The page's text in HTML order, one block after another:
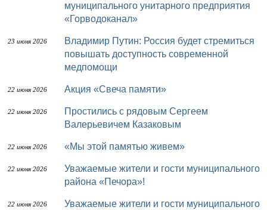
муниципального унитарного предприятия
«Горводоканал»
23 июня 2026
Владимир Путин: Россия будет стремиться
повышать доступность современной
медпомощи
22 июня 2026 Акция «Свеча памяти»
22 июня 2026
Простились с рядовым Сергеем
Валерьевичем Казаковым
22 июня 2026 «Мы этой памятью живем»
22 июня 2026
Уважаемые жители и гости муниципального
района «Печора»!
22 июня 2026
Уважаемые жители и гости муниципального